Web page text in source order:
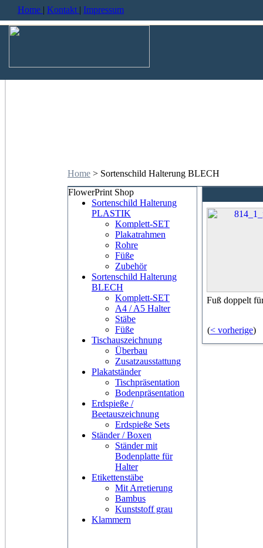
Home | Kontakt | Impressum
Home > Sortenschild Halterung BLECH
FlowerPrint Shop
Sortenschild Halterung
PLASTIK
Komplett-SET
Plakatrahmen
Rohre
Füße
Zubehör
Sortenschild Halterung
BLECH
Komplett-SET
A4 / A5 Halter
Stäbe
Füße
Tischauszeichnung
Überbau
Zusatzausstattung
Plakatständer
Tischpräsentation
Bodenpräsentation
Erdspieße /
Beetauszeichnung
Erdspieße Sets
Ständer / Boxen
Ständer mit
Bodenplatte für
Halter
Etikettenstäbe
Mit Arretierung
Bambus
Kunststoff grau
Klammern
Fuß doppelt
(< vorherige)